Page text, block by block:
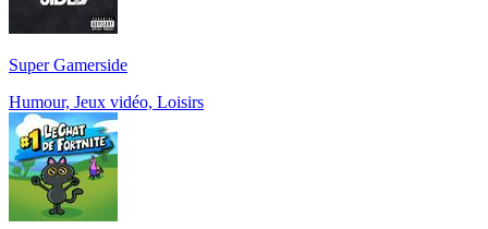
Super Gamerside
Humour, Jeux vidéo, Loisirs